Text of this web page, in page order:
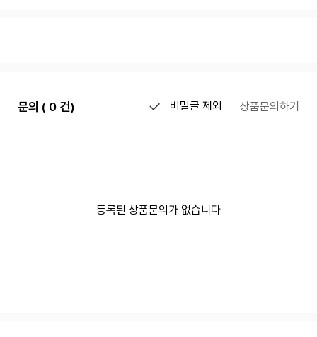
문의 ( 0 건) 비밀글 제외 상품문의하기
등록된 상품문의가 없습니다